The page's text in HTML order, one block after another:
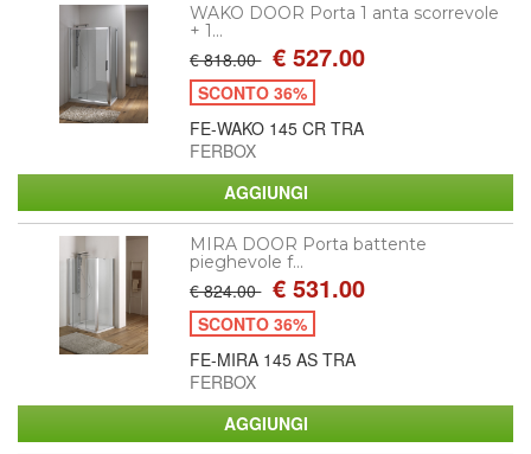
WAKO DOOR Porta 1 anta scorrevole
+ 1...
€ 818.00 € 527.00
SCONTO 36%
FE-WAKO 145 CR TRA
FERBOX
MIRA DOOR Porta battente
pieghevole f...
€ 824.00 € 531.00
SCONTO 36%
FE-MIRA 145 AS TRA
FERBOX